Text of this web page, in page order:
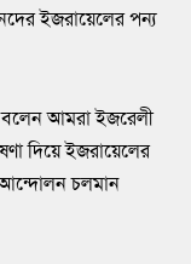
ইজরায়েলের পন্য
আমরা ইজরেলী
দিয়ে ইজরায়েলের
চলমান